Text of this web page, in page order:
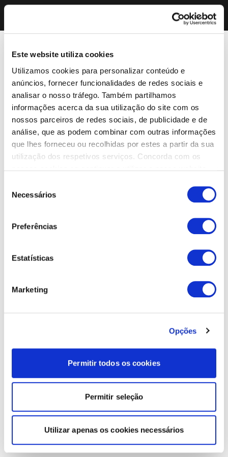
Este website utiliza cookies
Utilizamos cookies para personalizar conteúdo e
anúncios, fornecer funcionalidades de redes sociais e
analisar o nosso tráfego. Também partilhamos
informações acerca da sua utilização do site com os
nossos parceiros de redes sociais, de publicidade e de
análise, que as podem combinar com outras informações
que lhes forneceu ou recolhidas por estes a partir da sua
utilização dos respetivos serviços. Concorda com os
Necessários
Preferências
Estatísticas
Marketing
Opções
Permitir todos os cookies
Permitir seleção
Utilizar apenas os cookies necessários